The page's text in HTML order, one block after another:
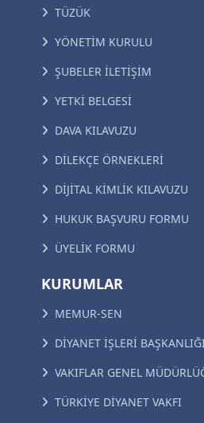
TÜZÜK
YÖNETİM KURULU
ŞUBELER İLETİŞİM
YETKİ BELGESİ
DAVA KILAVUZU
DİLEKÇE ÖRNEKLERİ
DİJİTAL KİMLİK KILAVUZU
HUKUK BAŞVURU FORMU
ÜYELİK FORMU
KURUMLAR
MEMUR-SEN
DİYANET İŞLERİ BAŞKANLIĞI
VAKIFLAR GENEL
TÜRKİYE DİYANET VAKFI